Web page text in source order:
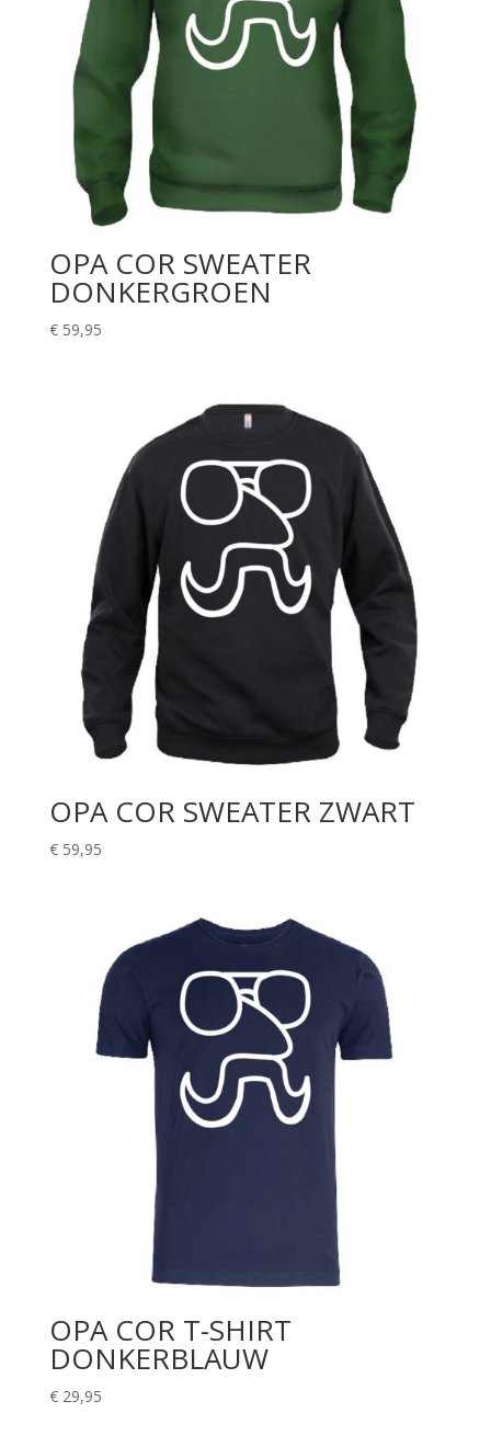
OPA COR SWEATER
DONKERGROEN
€59,95
OPA COR SWEATER ZWART
€59,95
OPA COR T-SHIRT
DONKERBLAUW
€29,95